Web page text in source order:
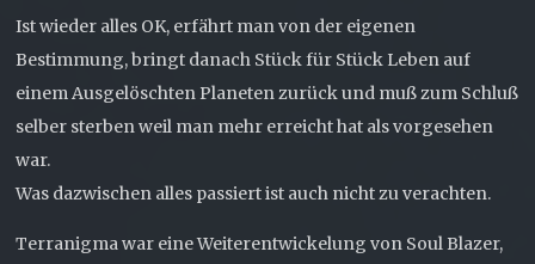
Ist wieder alles OK, erfährt man von der eigenen
Bestimmung, bringt danach Stück für Stück Leben auf
einem Ausgelöschten Planeten zurück und muß zum Schluß
selber sterben weil man mehr erreicht hat als vorgesehen
war.
Was dazwischen alles passiert ist auch nicht zu verachten.
Terranigma war eine Weiterentwickelung von Soul Blazer,